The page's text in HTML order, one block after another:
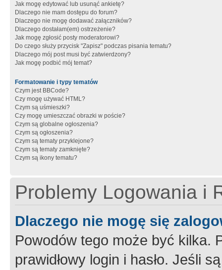
Jak mogę edytować lub usunąć ankietę?
Dlaczego nie mam dostępu do forum?
Dlaczego nie mogę dodawać załączników?
Dlaczego dostałam(em) ostrzeżenie?
Jak mogę zgłosić posty moderatorowi?
Do czego służy przycisk "Zapisz" podczas pisania tematu?
Dlaczego mój post musi być zatwierdzony?
Jak mogę podbić mój temat?
Formatowanie i typy tematów
Czym jest BBCode?
Czy mogę używać HTML?
Czym są uśmieszki?
Czy mogę umieszczać obrazki w poście?
Czym są globalne ogłoszenia?
Czym są ogłoszenia?
Czym są tematy przyklejone?
Czym są tematy zamknięte?
Czym są ikony tematu?
Problemy Logowania i
Dlaczego nie mogę się
Powodów tego może być kilka.
prawidłowy login i hasło. Jeśli